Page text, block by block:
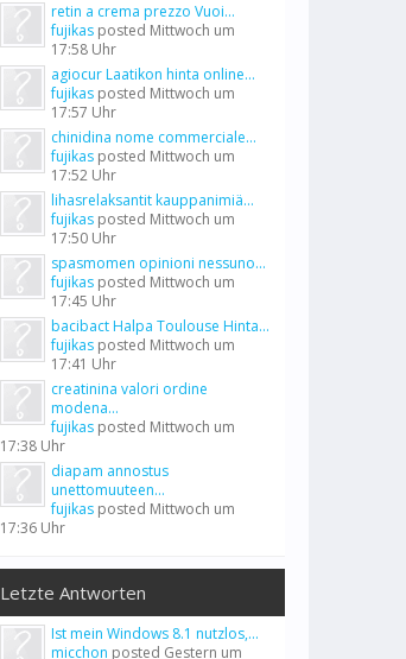
retin a crema prezzo Vuoi...
fujikas posted Mittwoch um
17:58 Uhr
agiocur Laatikon hinta online...
fujikas posted Mittwoch um
17:57 Uhr
chinidina nome commerciale...
fujikas posted Mittwoch um
17:52 Uhr
lihasrelaksantit kauppanimiä...
fujikas posted Mittwoch um
17:50 Uhr
spasmomen opinioni nessuno...
fujikas posted Mittwoch um
17:45 Uhr
bacibact Halpa Toulouse Hinta...
fujikas posted Mittwoch um
17:41 Uhr
creatinina valori ordine
modena...
fujikas posted Mittwoch um
17:38 Uhr
diapam annostus
unettomuuteen...
fujikas posted Mittwoch um
17:36 Uhr
Letzte Antworten
Ist mein Windows 8.1 nutzlos,...
micchon posted Gestern um